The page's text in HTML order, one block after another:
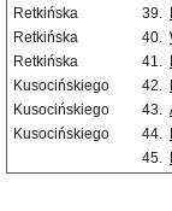
Retkińska
39.
Retkińska
40.
Retkińska
41.
Kusocińskiego
42.
Kusocińskiego
43.
Kusocińskiego
44.
45.